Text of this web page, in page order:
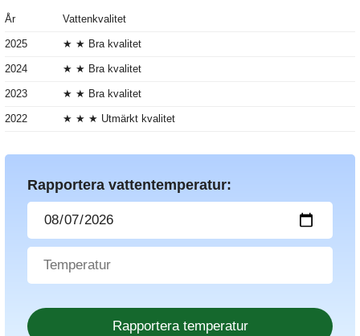
År Vattenkvalitet
2025 ★ ★ Bra kvalitet
2024 ★ ★ Bra kvalitet
2023 ★ ★ Bra kvalitet
2022 ★ ★ ★ Utmärkt kvalitet
Rapportera vattentemperatur: